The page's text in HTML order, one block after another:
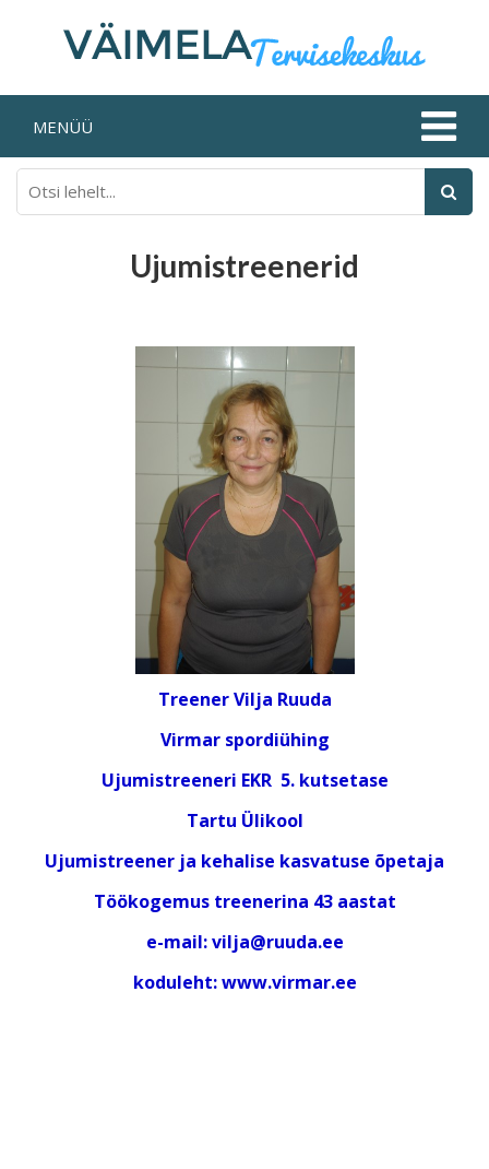
MENÜÜ
Ujumistreenerid
Treener Vilja Ruuda
Virmar spordiühing
Ujumistreeneri EKR 5. kutsetase
Tartu Ülikool
Ujumistreener ja kehalise kasvatuse õpetaja
Töökogemus treenerina 43 aastat
e-mail: vilja@ruuda.ee
koduleht: www.virmar.ee